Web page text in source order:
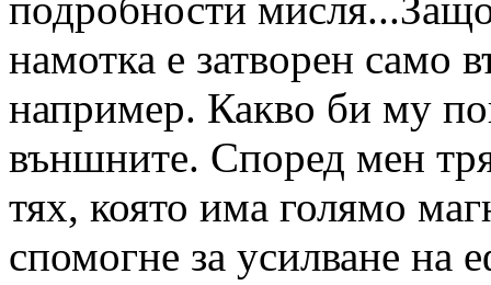
подробности
намотка е затворен само
например. Какво би му
външните. Според мен
тях, която има голямо
спомогне за усилване